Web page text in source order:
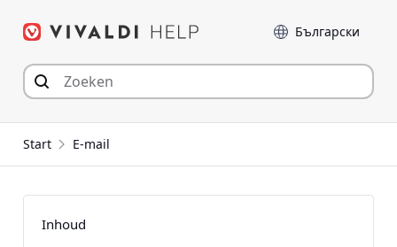
naar
Taal
Start E-mail
Inhoud